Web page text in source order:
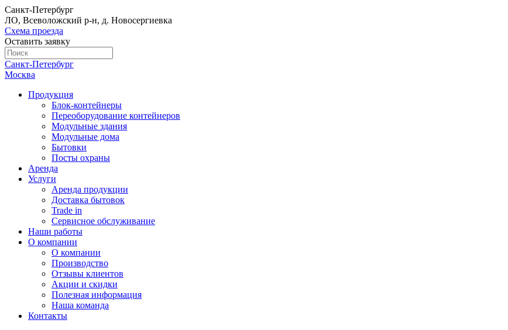
Санкт-Петербург
ЛО, Всеволожский р-н, д. Новосергиевка
Схема проезда
Оставить заявку
Санкт-Петербург
Москва
Продукция
Блок-контейнеры
Переоборудование контейнеров
Модульные здания
Модульные дома
Бытовки
Посты охраны
Аренда
Услуги
Аренда продукции
Доставка бытовок
Trade in
Сервисное обслуживание
Наши работы
О компании
О компании
Производство
Отзывы клиентов
Акции и скидки
Полезная информация
Наша команда
Контакты